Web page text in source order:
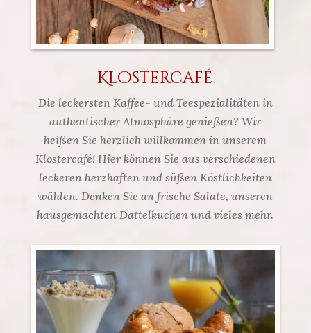
Klostercafé
Die leckersten Kaffee- und Teespezialitäten in
authentischer Atmosphäre genießen? Wir
heißen Sie herzlich willkommen in unserem
Klostercafé! Hier können Sie aus verschiedenen
leckeren herzhaften und süßen Köstlichkeiten
wählen. Denken Sie an frische Salate, unseren
hausgemachten Dattelkuchen und vieles mehr.